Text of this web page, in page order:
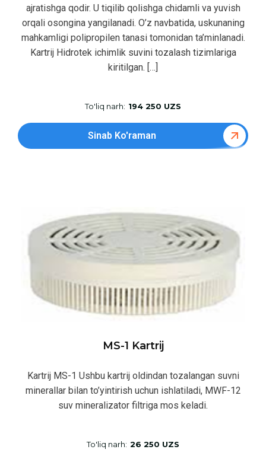
ajratishga qodir. U tiqilib qolishga chidamli va yuvish
orqali osongina yangilanadi. O’z navbatida, uskunaning
mahkamligi polipropilen tanasi tomonidan ta’minlanadi.
Kartrij Hidrotek ichimlik suvini tozalash tizimlariga
kiritilgan. […]
To'liq narh: 194 250 UZS
Sinab Ko'raman
MS-1 Kartrij
Kartrij MS-1 Ushbu kartrij oldindan tozalangan suvni
minerallar bilan to’yintirish uchun ishlatiladi, MWF-12
suv mineralizator filtriga mos keladi.
To'liq narh: 26 250 UZS